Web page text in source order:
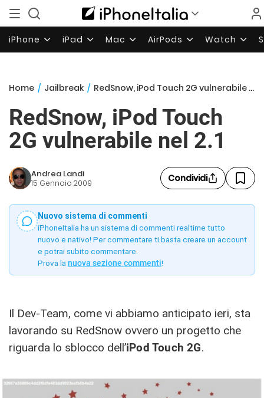
iPhone iPad Mac AirPods Watch
Home / Jailbreak / RedSnow, iPod Touch 2G vulnerabile nel 2.1
RedSnow, iPod Touch
2G vulnerabile nel 2.1
Andrea Landi
15 Gennaio 2009 Condividi
Nuovo sistema di commenti
iPhoneItalia ha un sistema di commenti realtime tutto
nuovo e nativo! Per commentare ti basta creare un account
e potrai subito commentare.
Prova la nuova sezione commenti!
Il Dev-Team, come vi abbiamo anticipato ieri, sta
lavorando su RedSnow ovvero un progetto che
riguarda lo sblocco dell’iPod Touch 2G.